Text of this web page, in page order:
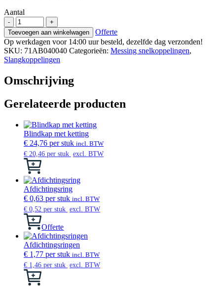
Aantal
-
Messing
driewegstuk
aantal
+
Toevoegen aan winkelwagen
Offerte
Op werkdagen voor 14:00 uur besteld, dezelfde dag verzonden!
SKU: 71AB040040 Categorieën: Messing snelkoppelingen,
Slangkoppelingen
Omschrijving
Gerelateerde producten
Blindkap met ketting
€ 24,76 per stuk incl. BTW
€ 20,46 per stuk excl. BTW
Dit
heeft
meerdere
variaties.
Deze
optie
kan
gekozen
worden
op
de
productpagina
Afdichtingsring
€ 0,63 per stuk incl. BTW
€ 0,52 per stuk excl. BTW
Offerte
Afdichtingsringen
€ 1,77 per stuk incl. BTW
€ 1,46 per stuk excl. BTW
Dit